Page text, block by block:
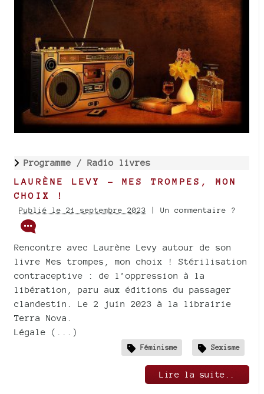
Programme / Radio livres
LAURÈNE LEVY - MES TROMPES, MON
CHOIX !
Publié le 21 septembre 2023 | Un commentaire ?
Rencontre avec Laurène Levy autour de son
livre Mes trompes, mon choix ! Stérilisation
contraceptive : de l’oppression à la
libération, paru aux éditions du passager
clandestin. Le 2 juin 2023 à la librairie
Terra Nova.
Légale (...)
Féminisme Sexisme
Lire la suite..